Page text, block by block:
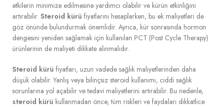
etkilerin minimize edilmesine yardımcı olabilir ve kürün etkinliğini
artırabilir. Steroid kürü fiyatlarını hesaplarken, bu ek maliyetleri de
göz önünde bulundurmak önemlidir. Ayrıca, kür sonrasında hormon
dengesini yeniden sağlamak için kullanılan PCT (Post Cycle Therapy)
ürünlerinin de maliyeti dikkate alınmalıdır.
Steroid kürü fiyatları, uzun vadede sağlık maliyetlerinden daha
düşük olabilir. Yanlış veya bilinçsiz steroid kullanımı, ciddi sağlık
sorunlarına yol açabilir ve tedavi maliyetlerini artırabilir. Bu nedenle,
steroid kürü kullanmadan önce, tüm riskleri ve faydaları dikkatlice